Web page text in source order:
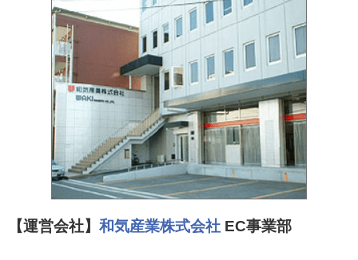
【運営会社】 和気産業株式会社 EC事業部